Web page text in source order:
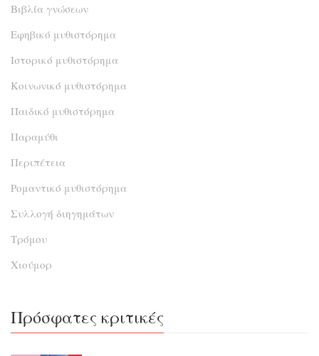
Βιβλία γνώσεων
Εφηβικό μυθιστόρημα
Ιστορικό μυθιστόρημα
Κοινωνικό μυθιστόρημα
Παιδικό μυθιστόρημα
Παραμύθι
Περιπέτεια
Ρομαντικό μυθιστόρημα
Συλλογή διηγημάτων
Τρόμου
Χιούμορ
Πρόσφατες κριτικές